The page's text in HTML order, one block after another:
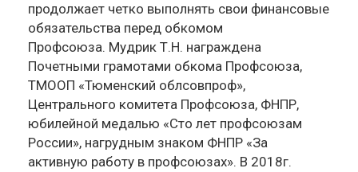
продолжает четко выполнять свои финансовые
обязательства перед обкомом
Профсоюза. Мудрик Т.Н. награждена
Почетными грамотами обкома Профсоюза,
ТМООП «Тюменский облсовпроф»,
Центрального комитета Профсоюза, ФНПР,
юбилейной медалью «Сто лет профсоюзам
России», нагрудным знаком ФНПР «За
активную работу в профсоюзах». В 2018г.